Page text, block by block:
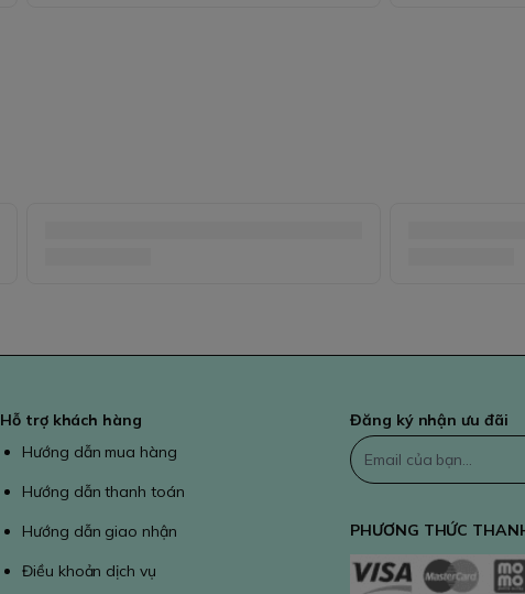
Hỗ trợ khách hàng
Hướng dẫn mua hàng
Hướng dẫn thanh toán
Hướng dẫn giao nhận
Điều khoản dịch vụ
Đăng ký nhận ưu đãi
PHƯƠNG THỨC